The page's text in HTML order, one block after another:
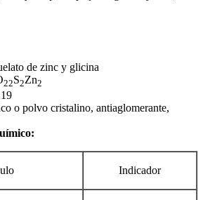
de zinc y glicina
22S2Zn2
o polvo cristalino, antiaglomerante,
Indicador